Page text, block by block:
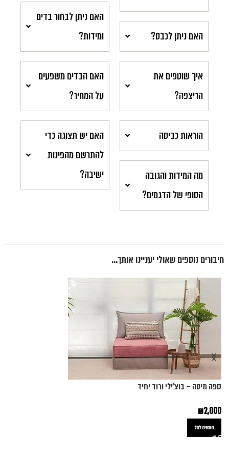
האם ניתן לכבס?
איך שוטפים את
הריצפה?
הוראות כביסה
מה המידות והגובה
הסופי של הדגמים?
האם ניתן לבחור בדים
ומידות?
האם הבדים משפעים
על המחיר?
האם יש תצוגה כדי
להתרשם מהפינות
ישיבה?
חיבורים נוספים שאולי יעניינו אותך...
ספה מיטה – בוצ'ילי ורוד יחיד
₪2,000
הוספה לסל